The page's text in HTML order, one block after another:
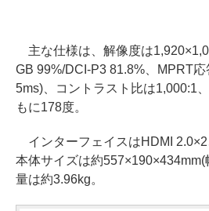
主な仕様は、解像度は
GB 99%/DCI-P3 81.8%、MPRT
5ms)、コントラスト比は1,000:1
もに178度。
インターフェイスはHDMI 2.0×2
本体サイズは約
量は約3.96kg。